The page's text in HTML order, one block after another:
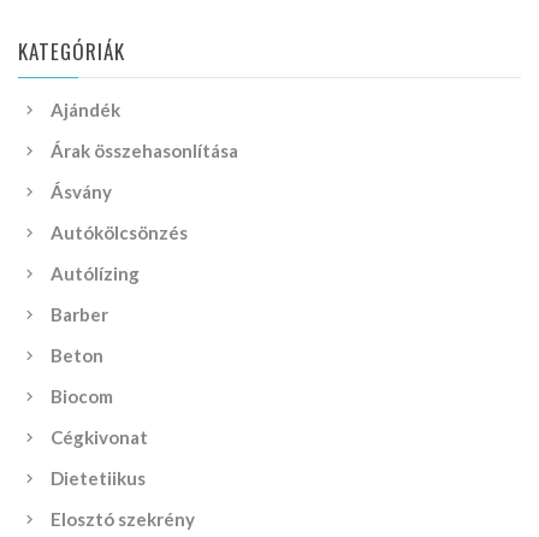
KATEGÓRIÁK
Ajándék
Árak összehasonlítása
Ásvány
Autókölcsönzés
Autólízing
Barber
Beton
Biocom
Cégkivonat
Dietetiikus
Elosztó szekrény